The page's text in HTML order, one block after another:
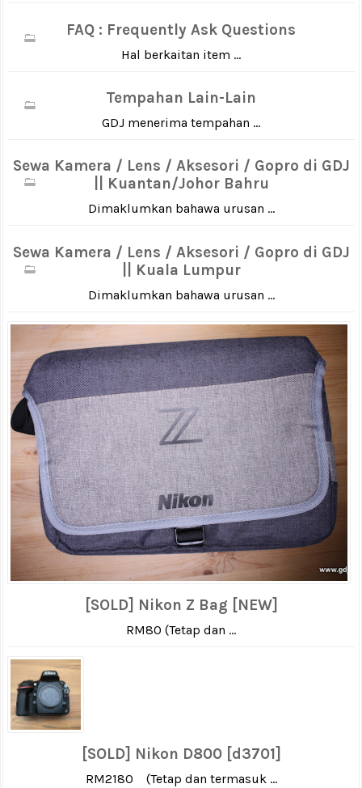
FAQ : Frequently Ask Questions
Hal berkaitan item ...
Tempahan Lain-Lain
GDJ menerima tempahan ...
Sewa Kamera / Lens / Aksesori / Gopro di GDJ
|| Kuantan/Johor Bahru
Dimaklumkan bahawa urusan ...
Sewa Kamera / Lens / Aksesori / Gopro di GDJ
|| Kuala Lumpur
Dimaklumkan bahawa urusan ...
[SOLD] Nikon Z Bag [NEW]
RM80 (Tetap dan ...
[SOLD] Nikon D800 [d3701]
RM2180 (Tetap dan termasuk ...